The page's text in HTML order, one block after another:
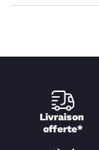
Livraison
offerte*